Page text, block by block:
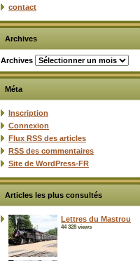
contact
Archives
Archives
Méta
Inscription
Connexion
Flux RSS des articles
RSS des commentaires
Site de WordPress-FR
Articles les plus consultés
Lettres du Mastrou
44 328 views